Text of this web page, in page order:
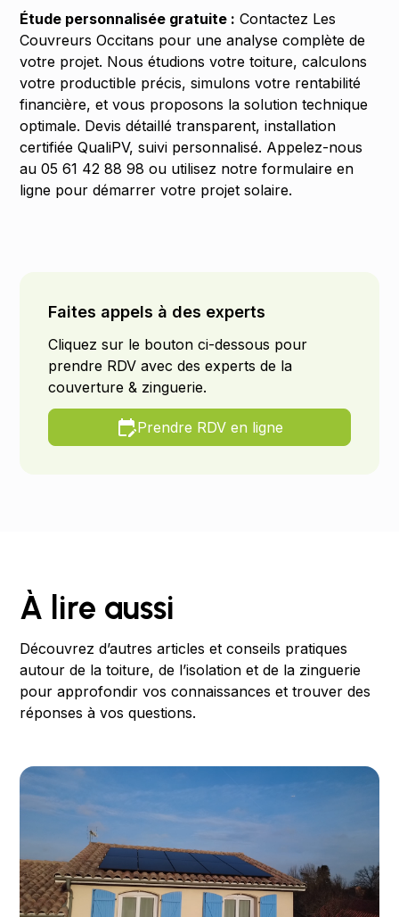
Étude personnalisée gratuite : Contactez Les
Couvreurs Occitans pour une analyse complète de
votre projet. Nous étudions votre toiture, calculons
votre productible précis, simulons votre rentabilité
financière, et vous proposons la solution technique
optimale. Devis détaillé transparent, installation
certifiée QualiPV, suivi personnalisé. Appelez-nous
au 05 61 42 88 98 ou utilisez notre formulaire en
ligne pour démarrer votre projet solaire.
Faites appels à des experts
Cliquez sur le bouton ci-dessous pour
prendre RDV avec des experts de la
couverture & zinguerie.
Prendre RDV en ligne
À lire aussi
Découvrez d’autres articles et conseils pratiques
autour de la toiture, de l’isolation et de la zinguerie
pour approfondir vos connaissances et trouver des
réponses à vos questions.